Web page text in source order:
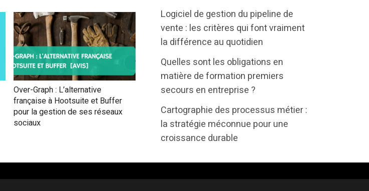
Over-Graph : L’alternative
française à Hootsuite et Buffer
pour la gestion de ses réseaux
sociaux
t
t
e
b
o
k
e
d
i
n
Logiciel de gestion du pipeline de
vente : les critères qui font vraiment
la différence au quotidien
Quelles sont les obligations en
matière de formation premiers
secours en entreprise ?
Cartographie des processus métier :
la stratégie méconnue pour une
croissance durable